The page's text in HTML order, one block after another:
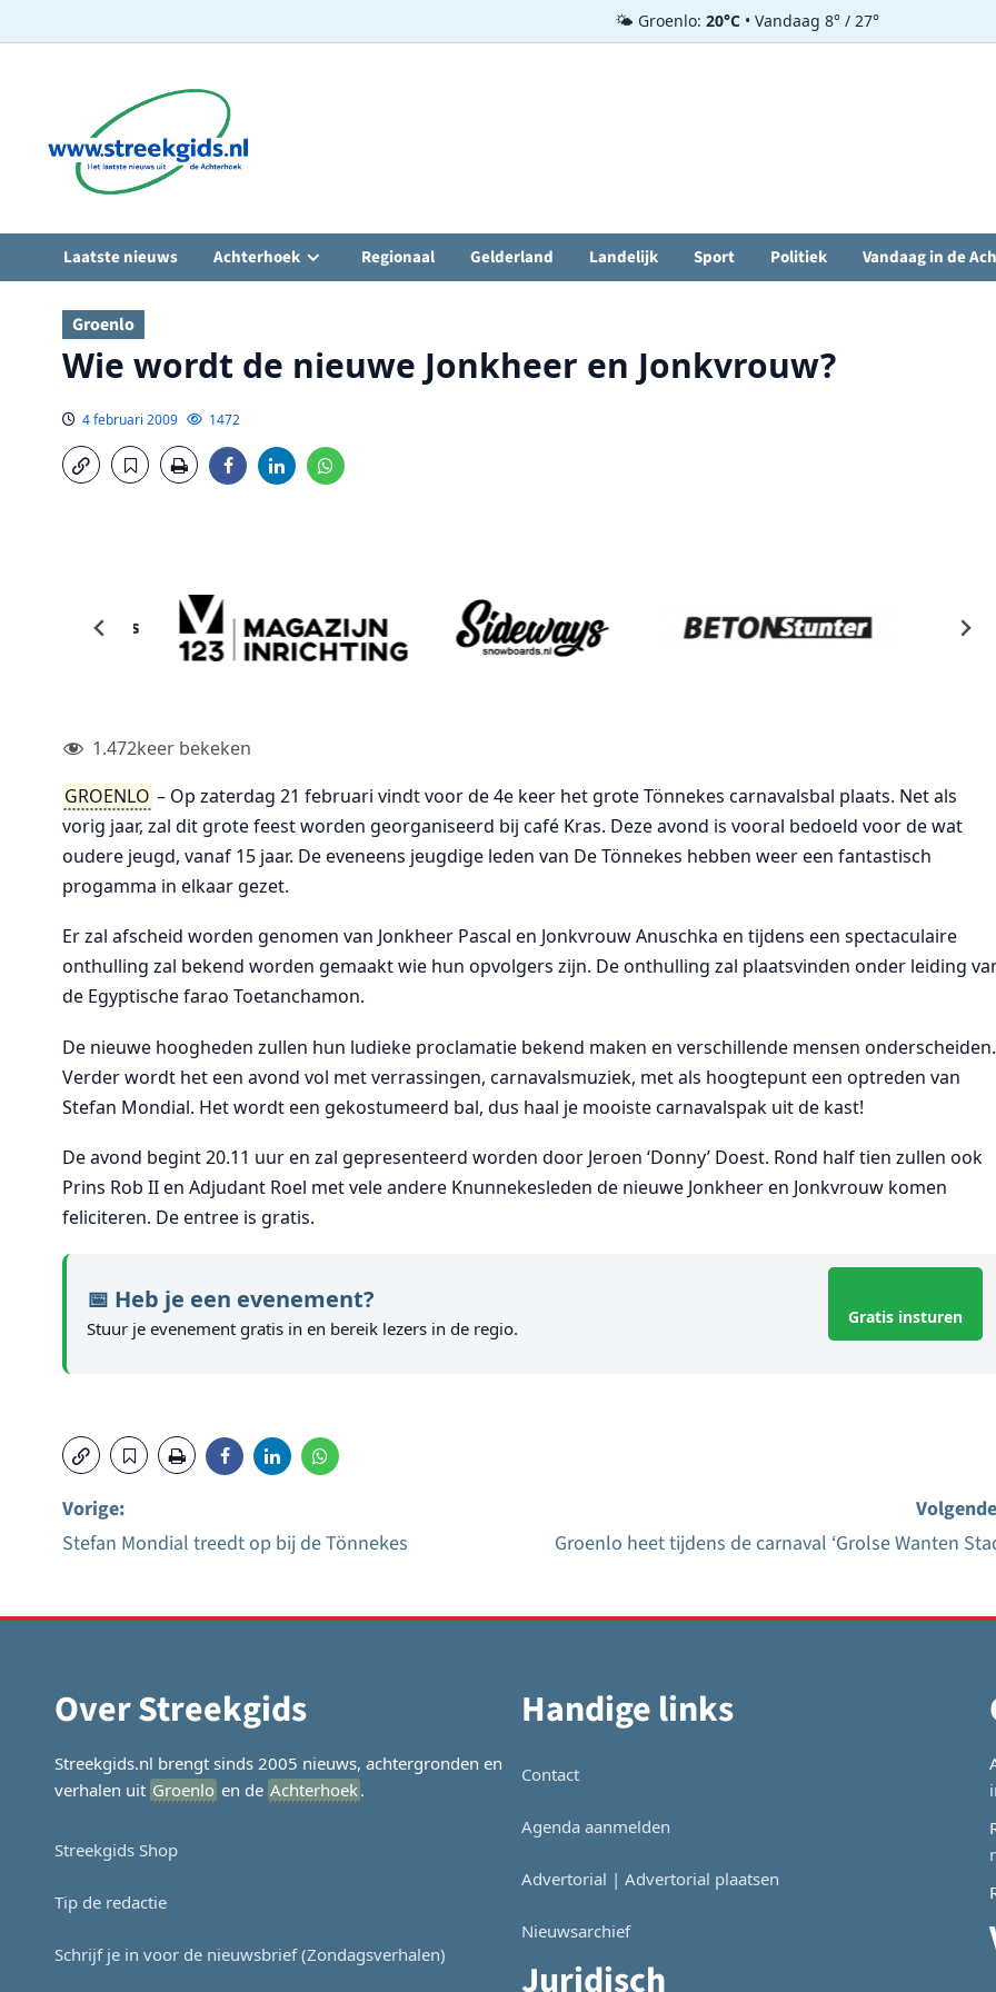
🌤️ Groenlo: 20°C • Vandaag 8° / 27°
inhoud
Laatste nieuws Achterhoek Regionaal Gelderland Landelijk Sport Politiek Vandaag in de
Groenlo
Wie wordt de nieuwe Jonkheer en Jonkvrouw?
4 februari 2009 1472
1.472keer bekeken
GROENLO – Op zaterdag 21 februari vindt voor de 4e keer het grote Tönnekes carnavalsbal plaats. Net als
vorig jaar, zal dit grote feest worden georganiseerd bij café Kras. Deze avond is vooral bedoeld voor de wat
oudere jeugd, vanaf 15 jaar. De eveneens jeugdige leden van De Tönnekes hebben weer een fantastisch
progamma in elkaar gezet.
Er zal afscheid worden genomen van Jonkheer Pascal en Jonkvrouw Anuschka en tijdens een spectaculaire
onthulling zal bekend worden gemaakt wie hun opvolgers zijn. De onthulling zal plaatsvinden onder leiding
de Egyptische farao Toetanchamon.
De nieuwe hoogheden zullen hun ludieke proclamatie bekend maken en verschillende mensen onderscheiden.
Verder wordt het een avond vol met verrassingen, carnavalsmuziek, met als hoogtepunt een optreden van
Stefan Mondial. Het wordt een gekostumeerd bal, dus haal je mooiste carnavalspak uit de kast!
De avond begint 20.11 uur en zal gepresenteerd worden door Jeroen ‘Donny’ Doest. Rond half tien zullen ook
Prins Rob II en Adjudant Roel met vele andere Knunnekesleden de nieuwe Jonkheer en Jonkvrouw komen
feliciteren. De entree is gratis.
📅 Heb je een evenement?
Stuur je evenement gratis in en bereik lezers in de regio.
Gratis insturen
navigatie
Vorige:
Stefan Mondial treedt op bij de Tönnekes
Groenlo heet tijdens de carnaval ‘Grolse Wanten
Over Streekgids
Streekgids.nl brengt sinds 2005 nieuws, achtergronden en
verhalen uit Groenlo en de Achterhoek.
Streekgids Shop
Tip de redactie
Schrijf je in voor de nieuwsbrief (Zondagsverhalen)
Handige links
Contact
Agenda aanmelden
Advertorial | Advertorial plaatsen
Nieuwsarchief
Juridisch